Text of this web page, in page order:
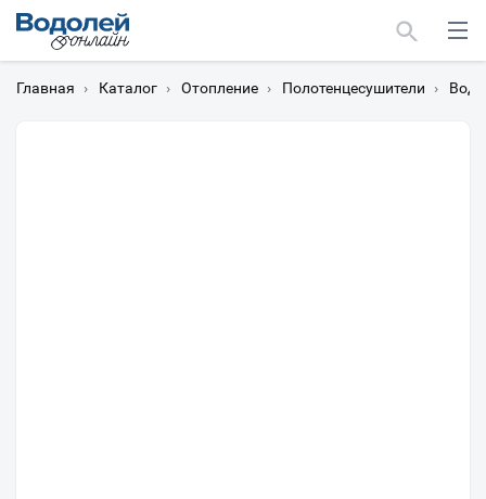
Главная › Каталог › Отопление › Полотенцесушители ›